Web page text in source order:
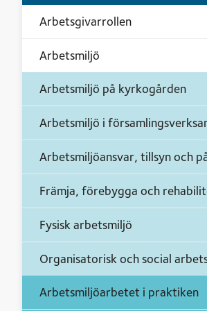
Arbetsgivarrollen
Arbetsmiljö
Arbetsmiljö på kyrkogården
Arbetsmiljö i
Arbetsmiljöansvar, tillsyn och
Främja, förebygga och
Fysisk arbetsmiljö
Organisatorisk och social
Arbetsmiljöarbetet i praktiken